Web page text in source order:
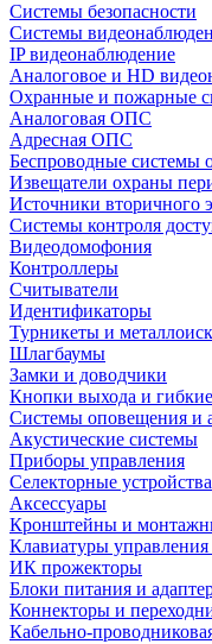
Системы безопасности
Системы
IP видеонаблюдение
Аналоговое и HD
Охранные и пожарные
Аналоговая ОПС
Адресная ОПС
Беспроводные системы
Извещатели охраны
Источники вторичного
Системы контроля
Видеодомофония
Контроллеры
Считыватели
Идентификаторы
Турникеты и
Шлагбаумы
Замки и доводчики
Кнопки выхода и
Системы оповещения и
Акустические системы
Приборы управления
Селекторные устройства
Аксессуары
Кронштейны и
Клавиатуры
ИК прожекторы
Блоки питания и
Коннекторы и
Кабельно-